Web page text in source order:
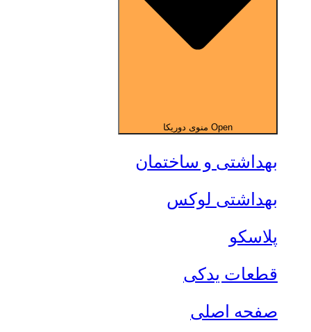
Open منوی دوریکا
بهداشتی و ساختمان
بهداشتی لوکس
پلاسکو
قطعات یدکی
صفحه اصلی